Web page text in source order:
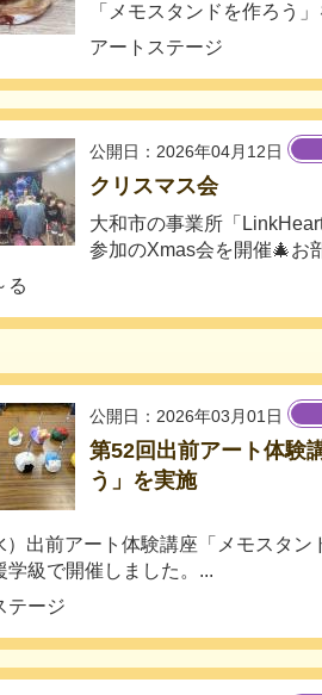
「メモスタンドを作ろう
アートステージ
公開日：2026年04月12日
クリスマス会
大和市の事業所「
参加のXmas会を開催🎄お
る
公開日：2026年03月01日
第52回出前アート体験
う」を実施
）出前アート体験講座「メモスタン
学級で開催しました。...
テージ